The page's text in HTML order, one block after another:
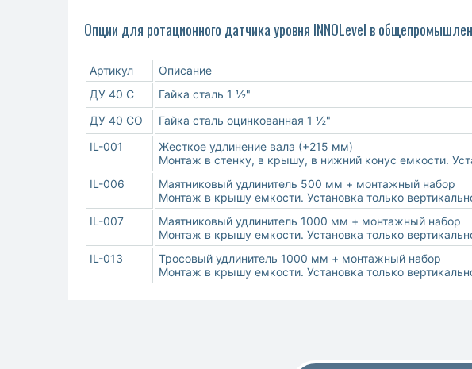
Опции для ротационного датчика уровня INNOLevel в
Артикул Описание
ДУ 40 С
Гайка сталь 1 ½"
ДУ 40 СО
Гайка сталь оцинкованная 1 ½"
IL-001
Жесткое удлинение вала (+215 мм)
Монтаж в стенку, в крышу, в нижний конус емкости.
IL-006
Маятниковый удлинитель 500 мм + монтажный набор
Монтаж в крышу емкости. Установка только
IL-007
Маятниковый удлинитель 1000 мм + монтажный набор
Монтаж в крышу емкости. Установка только
IL-013
Тросовый удлинитель 1000 мм + монтажный набор
Монтаж в крышу емкости. Установка только